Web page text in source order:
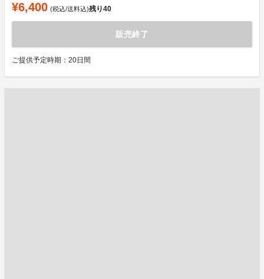
¥6,400 (税込/送料込)残り40
販売終了
ご提供予定時期：20日間